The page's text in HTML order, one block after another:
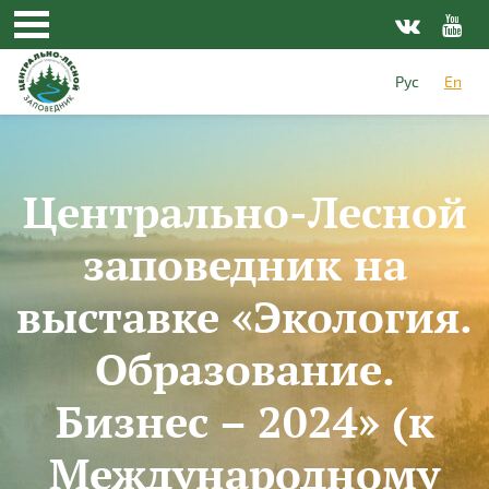
Skip to main content
Рус
En
Центрально-Лесной
заповедник на
выставке «Экология.
Образование.
Бизнес – 2024» (к
Международному